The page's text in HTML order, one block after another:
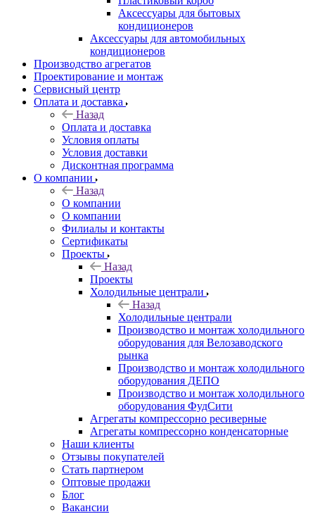
Аксессуары для бытовых
кондиционеров
Аксессуары для автомобильных
кондиционеров
Производство агрегатов
Проектирование и монтаж
Сервисный центр
Оплата и доставка
Назад
Оплата и доставка
Условия оплаты
Условия доставки
Дисконтная программа
О компании
Назад
О компании
О компании
Филиалы и контакты
Сертификаты
Проекты
Назад
Проекты
Холодильные централи
Назад
Холодильные централи
Производство и монтаж холодильного
оборудования для Велозаводского
рынка
Производство и монтаж холодильного
оборудования ДЕПО
Производство и монтаж холодильного
оборудования ФудСити
Агрегаты компрессорно ресиверные
Агрегаты компрессорно конденсаторные
Наши клиенты
Отзывы покупателей
Стать партнером
Оптовые продажи
Блог
Вакансии